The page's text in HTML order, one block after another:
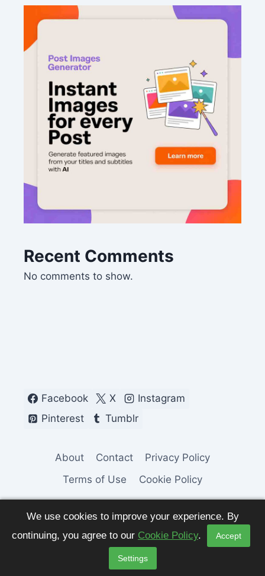
We use cookies to improve your experience. By
continuing, you agree to our Cookie Policy. Accept
Settings
Recent Comments
No comments to show.
Facebook X
Instagram
Pinterest
Tumblr
About Contact
Privacy Policy
Terms of Use
Cookie Policy
© 2026 Fashion Pulse Trends. All Rights
Reserved.